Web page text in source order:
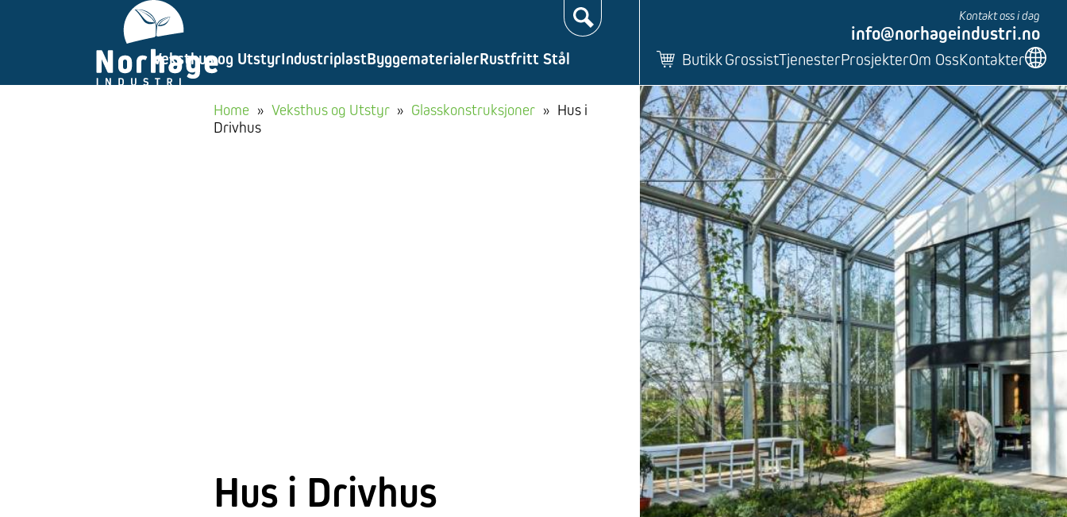
Søk…
Veksthus og UtstyrIndustriplastByggematerialerRustfritt Stål ButikkGrossistTjenesterProsjekterOm OssKontakter
Kontakt oss i dag
info@norhageindustri.no
Home » Veksthus og Utstyr » Glasskonstruksjoner » Hus i
Drivhus
Hus i Drivhus